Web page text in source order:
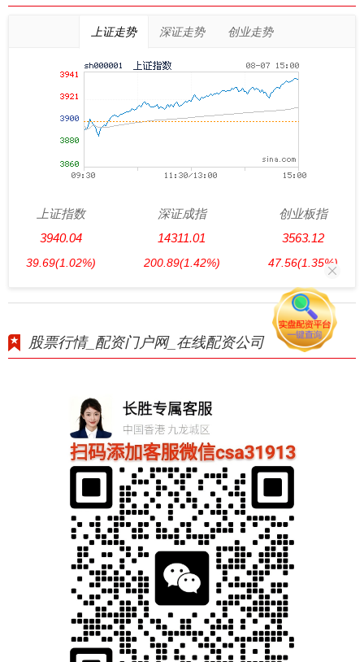
上证走势 深证走势 创业走势
上证指数
3940.04
39.69(1.02%)
深证成指
14311.01
200.89(1.42%)
创业板指
3563.12
47.56(1.35%)
股票行情_配资门户网_在线配资公司